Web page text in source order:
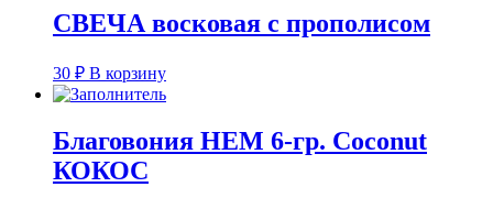
СВЕЧА восковая с прополисом
30 ₽ В корзину
Благовония HEM 6-гр. Coconut
КОКОС